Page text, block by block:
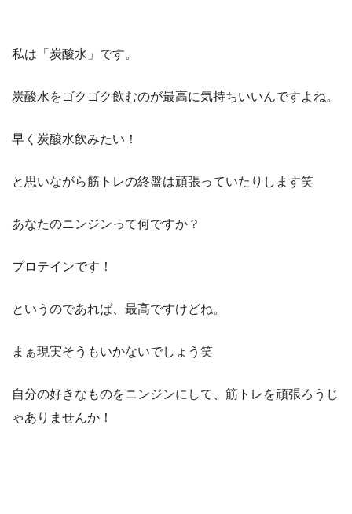
私は「炭酸水」です。
炭酸水をゴクゴク飲むのが最高に気持ちいいんですよね。
早く炭酸水飲みたい！
と思いながら筋トレの終盤は頑張っていたりします笑
あなたのニンジンって何ですか？
プロテインです！
というのであれば、最高ですけどね。
まぁ現実そうもいかないでしょう笑
自分の好きなものをニンジンにして、筋トレを頑張ろうじ
ゃありませんか！